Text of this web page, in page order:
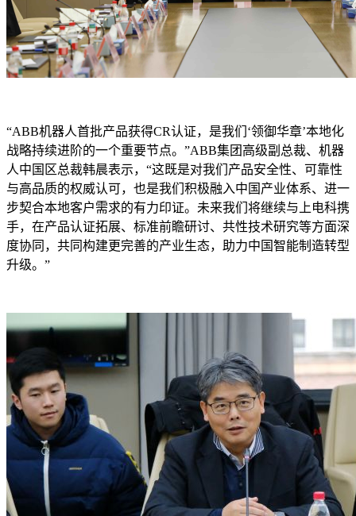
“ABB机器人首批产品获得CR认证，是我们‘领御华章’本地化
战略持续进阶的一个重要节点。”ABB集团高级副总裁、机器
人中国区总裁韩晨表示，“这既是对我们产品安全性、可靠性
与高品质的权威认可，也是我们积极融入中国产业体系、进一
步契合本地客户需求的有力印证。未来我们将继续与上电科携
手，在产品认证拓展、标准前瞻研讨、共性技术研究等方面深
度协同，共同构建更完善的产业生态，助力中国智能制造转型
升级。”